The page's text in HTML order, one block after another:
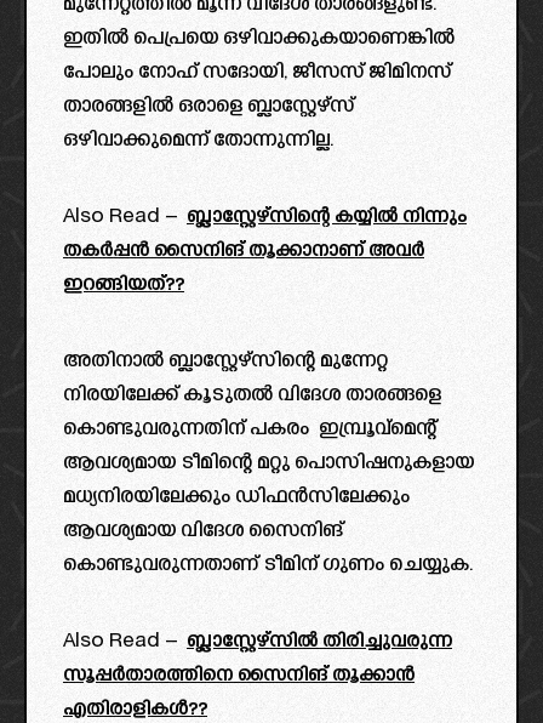
മുന്നേറ്റത്തിൽ മൂന്ന് വിദേശ താരങ്ങളുണ്ട്.
ഇതിൽ പെപ്രയെ ഒഴിവാക്കുകയാണെങ്കിൽ
പോലും നോഹ് സദോയി, ജീസസ് ജിമിനസ്
താരങ്ങളിൽ ഒരാളെ ബ്ലാസ്റ്റേഴ്സ്
ഒഴിവാക്കുമെന്ന് തോന്നുന്നില്ല.
Also Read – ബ്ലാസ്റ്റേഴ്സിന്റെ കയ്യിൽ നിന്നും
തകർപ്പൻ സൈനിങ് തൂക്കാനാണ് അവർ
ഇറങ്ങിയത്??
അതിനാൽ ബ്ലാസ്റ്റേഴ്സിന്റെ മുന്നേറ്റ
നിരയിലേക്ക് കൂടുതൽ വിദേശ താരങ്ങളെ
കൊണ്ടുവരുന്നതിന് പകരം ഇമ്പ്രൂവ്മെന്റ്
ആവശ്യമായ ടീമിന്റെ മറ്റു പൊസിഷനുകളായ
മധ്യനിരയിലേക്കും ഡിഫൻസിലേക്കും
ആവശ്യമായ വിദേശ സൈനിങ്
കൊണ്ടുവരുന്നതാണ് ടീമിന് ഗുണം ചെയ്യുക.
Also Read – ബ്ലാസ്റ്റേഴ്സിൽ തിരിച്ചുവരുന്ന
സൂപ്പർതാരത്തിനെ സൈനിങ് തൂക്കാൻ
എതിരാളികൾ??